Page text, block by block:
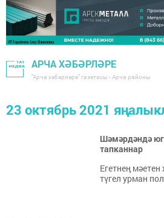
АРЧА ХӘБӘРЛӘРЕ
"Арча хәбәрләре" газетасы - Арча районы
23 октябрь 2021
Шәмәрдәндә
тапканнар
Егетнең
түгел урман